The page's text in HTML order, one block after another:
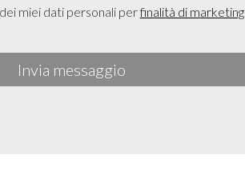
miei dati personali perfinalità di marketing
Invia messaggio